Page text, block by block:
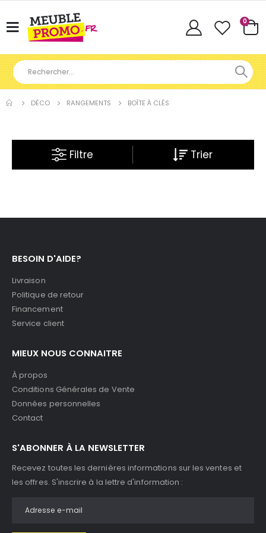
Basculer
Cart
0
DÉCO RANGEMENTS BOÎTE À CLÉS
Filtre
BESOIN D'AIDE?
Livraison
Politique de retour
Financement
Service client
MIEUX NOUS CONNAITRE
À propos
Conditions Générales de Vente
Données personnelles
Contact
S'ABONNER À LA NEWSLETTER
Recevez toutes les dernières informations sur les ventes et
les offres. S'inscrire à la lettre d'information :